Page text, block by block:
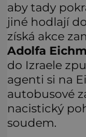
aby tady
jiné hodlají
získá akce
Adolfa
do Izraele
agenti si na
autobusové
nacistický
soudem.